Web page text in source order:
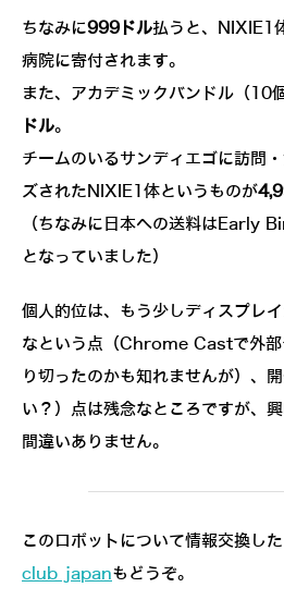
ちなみに999ドル払うと、NIXIE1
病院に寄付されます。
また、アカデミックバンドル（10
ドル。
チームのいるサンディエゴに訪問
ズされたNIXIE1体というものが
（ちなみに日本への送料はEarly
となっていました）
個人的位は、もう少しディスプレ
なという点（Chrome Castで外部
り切ったのかも知れませんが）、
い？）点は残念なところですが、
間違いありません。
このロボットについて情報交換し
club japanもどうぞ。